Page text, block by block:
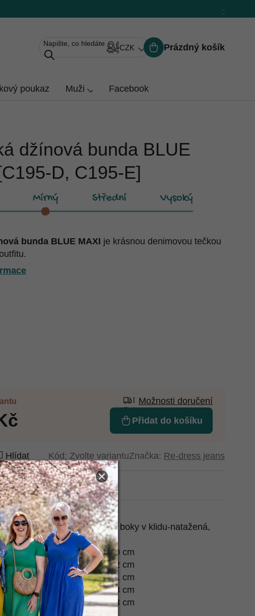
Nákupní
Prázdný košík
CZK
poukaz Muži Facebook
džínová bunda BLUE
D, C195-E]
Možnosti doručení
Přidat do košíku
natažená (zapnuto), přes boky v klidu-natažená,
délka:
cm, 2x 53-58 cm, 62 cm, 60 cm
cm, 2x 56-60 cm, 63 cm, 62 cm
cm, 2x 56-61 cm, 63 cm, 61 cm
cm, 2x 59-65 cm, 65 cm, 63 cm
cm, 2x 60-67 cm, 65 cm, 63 cm
bunda BLUE MAXI je krásnou denimovou tečkou
Hlídat Značka: Re-dress jeans
Kód: Zvolte variantu
na Heurece